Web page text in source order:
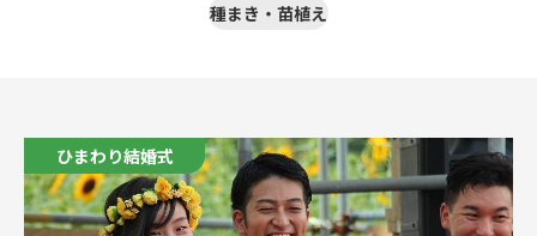
種まき・苗植え
ひまわり結婚式